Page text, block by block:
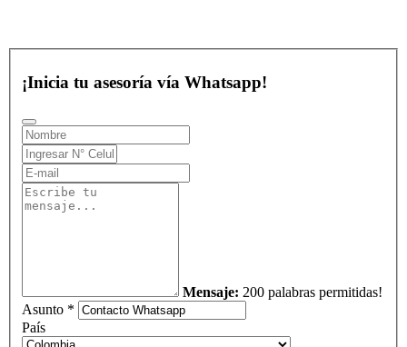
¡Inicia tu asesoría vía Whatsapp!
Mensaje: 200 palabras permitidas!
Asunto *
País